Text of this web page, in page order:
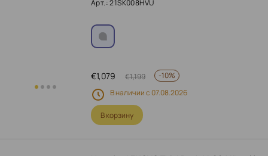
Арт.: 21SK008HVU
1,079
€ 1,199
€ -10%
В наличии с 07.08.2026
В корзину